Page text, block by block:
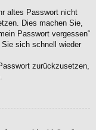
altes Passwort nicht
Dies machen Sie,
Passwort vergessen“
sich schnell wieder
zurückzusetzen,